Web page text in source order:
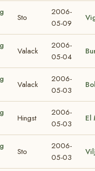
Sto
2006-
05-09
Valack
2006-
05-04
Valack
2006-
05-03
Hingst
2006-
05-03
El
Sto
2006-
05-03